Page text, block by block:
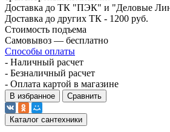
Доставка до ТК "ПЭК" и "Деловые
Доставка до других ТК - 1200 руб.
Стоимость подъема
Самовывоз — бесплатно
Способы оплаты
- Наличный расчет
- Безналичный расчет
- Оплата картой в магазине
В избранное Сравнить
Каталог сантехники